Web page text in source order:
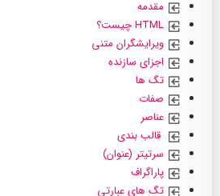
مقدمه
ویرایشگران متنی
اجزای سازنده
تگ ها
صفات
عناصر
قالب بندی
سرتیتر (عنوان)
پاراگراف
تگ های عبارتی